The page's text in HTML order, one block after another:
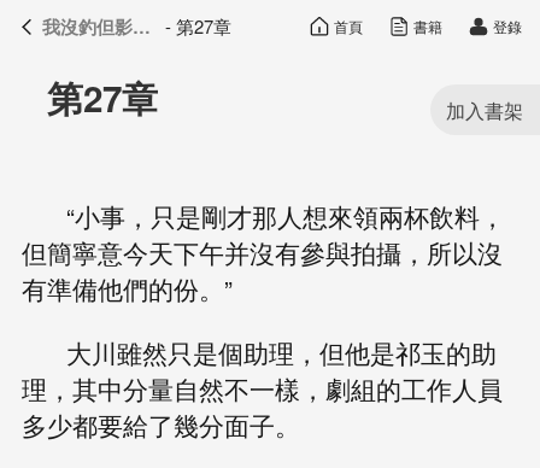
我沒釣但影帝真香了 目錄
第27章
“小事，只是剛才那人想來領兩杯飲料，
但簡寧意今天下午并沒有參與拍攝，所以沒
有準備他們的份。”
大川雖然只是個助理，但他是祁玉的助
理，其中分量自然不一樣，劇組的工作人員
多少都要給了幾分面子。
我沒釣但影帝真香了 - 第27章 首頁 書籍 登錄